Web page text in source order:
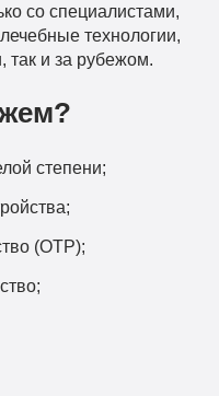
со специалистами,
технологии,
так и за рубежом.
степени;
(ОТР);